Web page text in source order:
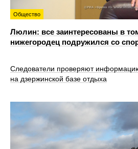
Общество
Люлин: все заинтересованы в
нижегородец подружился со
Следователи проверяют
на дзержинской базе отдыха